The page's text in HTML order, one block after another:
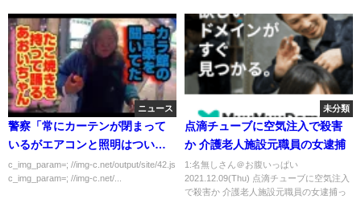
ニュース
警察「常にカーテンが閉まって
いるがエアコンと照明はついて
いる、そんな家を見たら110
番！」
c_img_param=; //img-c.net/output/site/42.js
c_img_param=; //img-c.net/...
未分類
点滴チューブに空気注入で殺害
か 介護老人施設元職員の女逮捕
1:名無しさん＠お腹いっぱい
2021.12.09(Thu) 点滴チューブに空気注入
で殺害か 介護老人施設元職員の女逮捕っ